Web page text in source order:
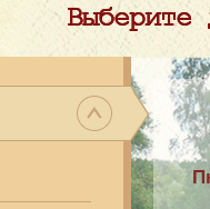
Выберите